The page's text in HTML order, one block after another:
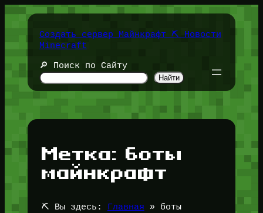
Перейти
содержимомуСоздать сервер Майнкрафт ⛏️ Новости
Minecraft
🔎 Поиск по Сайту
Найти
Метка: боты
майнкрафт
⛏️ Вы здесь: Главная » боты